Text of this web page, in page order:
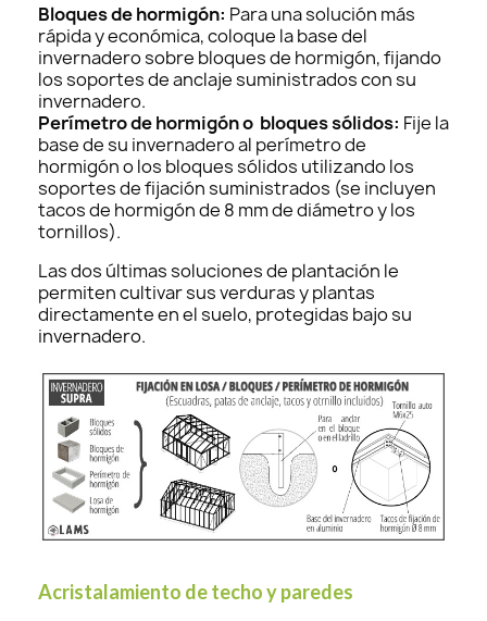
Bloques de hormigón: Para una solución más
rápida y económica, coloque la base del
invernadero sobre bloques de hormigón, fijando
los soportes de anclaje suministrados con su
invernadero.
Perímetro de hormigón o bloques sólidos: Fije la
base de su invernadero al perímetro de
hormigón o los bloques sólidos utilizando los
soportes de fijación suministrados (se incluyen
tacos de hormigón de 8 mm de diámetro y los
tornillos).
Las dos últimas soluciones de plantación le
permiten cultivar sus verduras y plantas
directamente en el suelo, protegidas bajo su
invernadero.
Acristalamiento de techo y paredes